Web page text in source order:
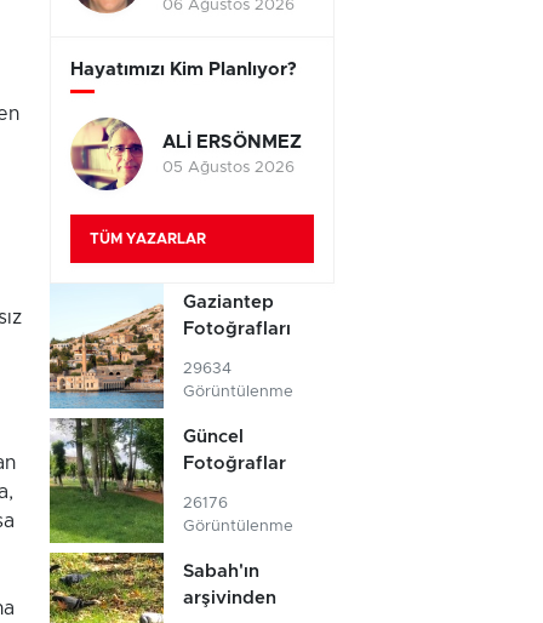
06 Ağustos 2026
Hayatımızı Kim Planlıyor?
ALİ ERSÖNMEZ
05 Ağustos 2026
TÜM YAZARLAR
Gaziantep
Fotoğrafları
29634
Görüntülenme
Güncel
Fotoğraflar
26176
Görüntülenme
Sabah'ın
arşivinden